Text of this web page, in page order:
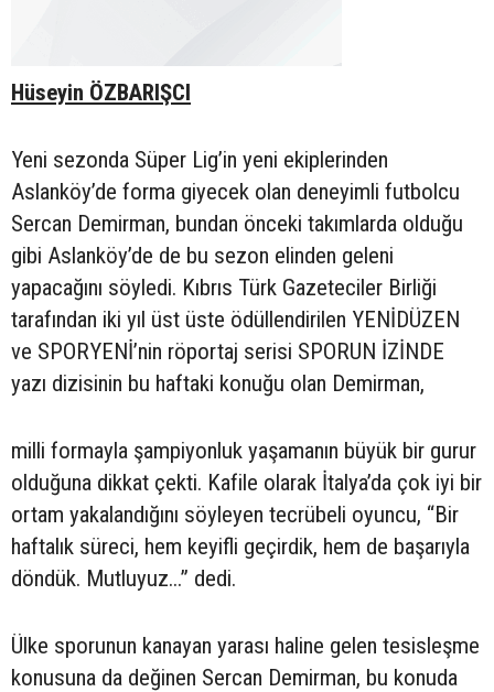
Hüseyin ÖZBARIŞCI
Yeni sezonda Süper Lig’in yeni ekiplerinden
Aslanköy’de forma giyecek olan deneyimli futbolcu
Sercan Demirman, bundan önceki takımlarda olduğu
gibi Aslanköy’de de bu sezon elinden geleni
yapacağını söyledi. Kıbrıs Türk Gazeteciler Birliği
tarafından iki yıl üst üste ödüllendirilen YENİDÜZEN
ve SPORYENİ’nin röportaj serisi SPORUN İZİNDE
yazı dizisinin bu haftaki konuğu olan Demirman,
milli formayla şampiyonluk yaşamanın büyük bir gurur
olduğuna dikkat çekti. Kafile olarak İtalya’da çok iyi bir
ortam yakalandığını söyleyen tecrübeli oyuncu, “Bir
haftalık süreci, hem keyifli geçirdik, hem de başarıyla
döndük. Mutluyuz...” dedi.
Ülke sporunun kanayan yarası haline gelen tesisleşme
konusuna da değinen Sercan Demirman, bu konuda